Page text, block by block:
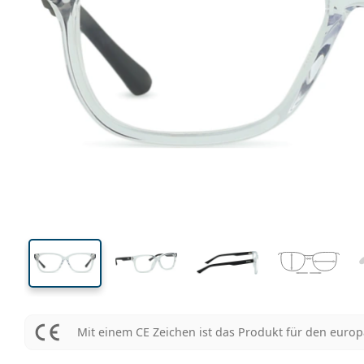
36 mm
Glashöhe Glasbreite
Glasbreite
Mit einem CE Zeichen ist das Produkt für den